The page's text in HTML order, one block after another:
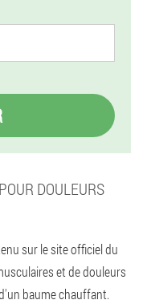
DOULEURS
sur le site officiel du
et de douleurs
baume chauffant.